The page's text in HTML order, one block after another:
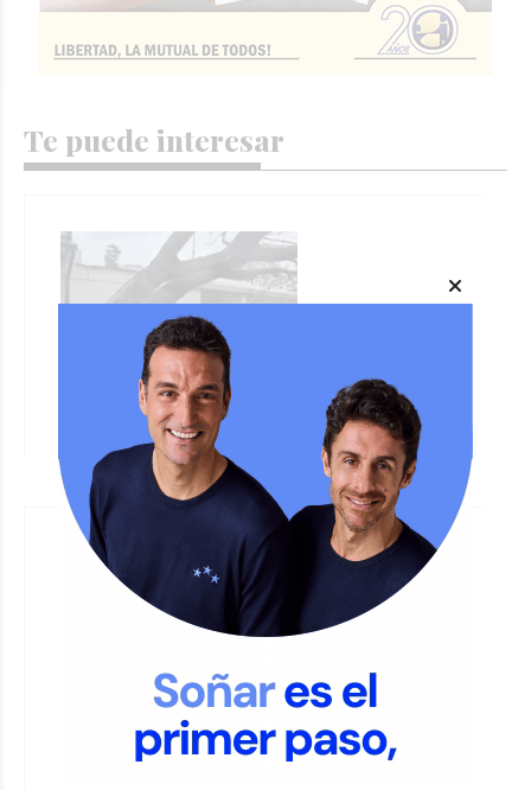
Te puede interesar
Un auto dañado por la caída de un
árbol inmenso
JORGE TRIBOULEY Policiales
Ruta Nacional 34: Otro camión con
carne terminó volcado, es el tercer
siniestro en seis días